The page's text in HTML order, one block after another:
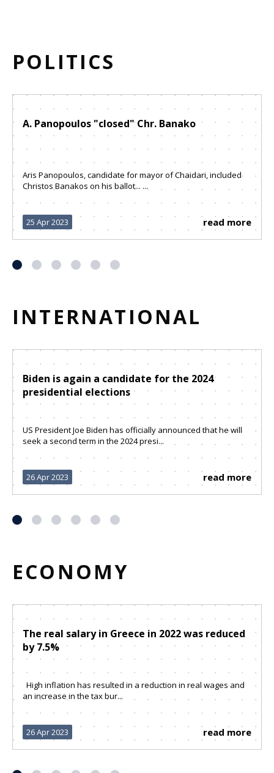
POLITICS
A. Panopoulos "closed" Chr. Banako
Aris Panopoulos, candidate for mayor of Chaidari, included
Christos Banakos on his ballot... ...
25 Apr 2023 read more
INTERNATIONAL
Biden is again a candidate for the 2024
presidential elections
US President Joe Biden has officially announced that he will
seek a second term in the 2024 presi...
26 Apr 2023 read more
ECONOMY
The real salary in Greece in 2022 was reduced
by 7.5%
High inflation has resulted in a reduction in real wages and
an increase in the tax bur...
26 Apr 2023 read more